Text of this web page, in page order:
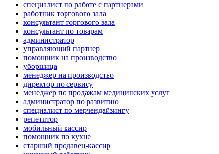
специалист по работе с партнерами
работник торгового зала
консультант торгового зала
консультант по товарам
администратор
управляющий партнер
помощник на производство
уборщица
менеджер на производство
директор по сервису
менеджер по продажам медицинских услуг
администратор по развитию
специалист по мерчендайзингу
репетитор
мобильный кассир
помощник по кухне
старший продавец-кассир